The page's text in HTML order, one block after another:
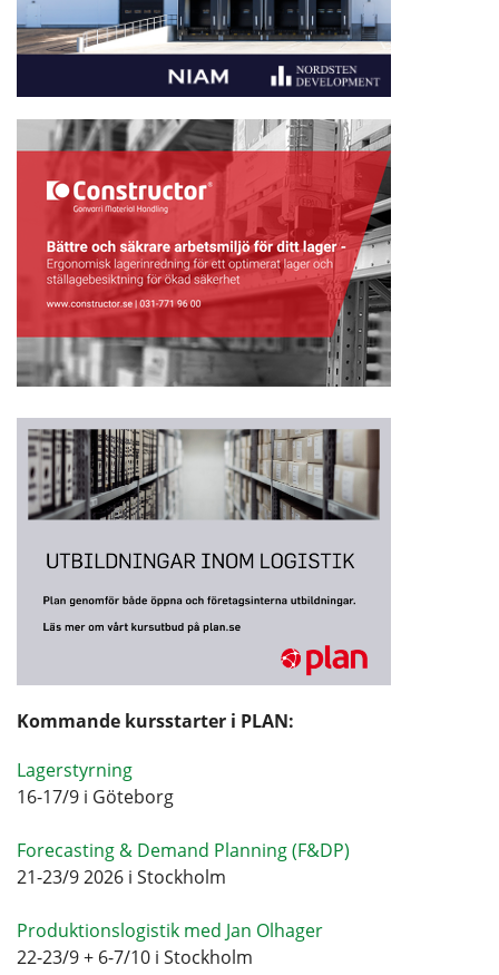
Kommande kursstarter i PLAN:
Lagerstyrning
16-17/9 i Göteborg
Forecasting & Demand Planning (F&DP)
21-23/9 2026 i Stockholm
Produktionslogistik med Jan Olhager
22-23/9 + 6-7/10 i Stockholm